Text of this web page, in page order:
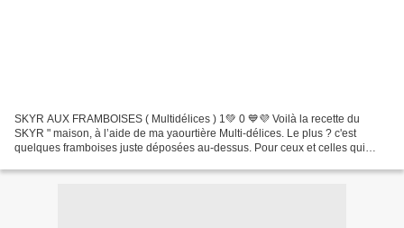
SKYR AUX FRAMBOISES ( Multidélices ) 1💚 0 💙💜 Voilà la recette du
SKYR " maison, à l’aide de ma yaourtière Multi-délices. Le plus ? c'est
quelques framboises juste déposées au-dessus. Pour ceux et celles qui